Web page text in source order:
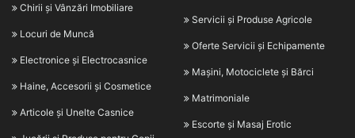
Chirii și Vânzări Imobiliare
Locuri de Muncă
Electronice și Electrocasnice
Haine, Accesorii și Cosmetice
Articole și Unelte Casnice
Servicii și Produse Agricole
Oferte Servicii și Echipamente
Mașini, Motociclete și Bărci
Matrimoniale
Escorte și Masaj Erotic